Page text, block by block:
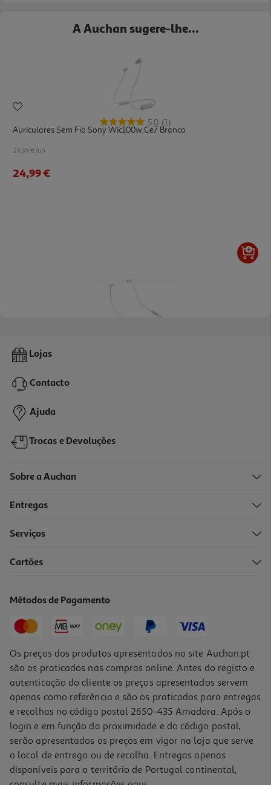
A Auchan sugere-lhe...
5.0 (1)
Auriculares Sem Fio Sony Wic100w.ce7 Branco
24.99 €/un
24,99 €
Auriculares Sem Fio Jbl T 125 Bt Branco
39,99 €
Lojas
Contacto
Ajuda
Trocas e Devoluções
Sobre a Auchan
Entregas
Serviços
Cartões
Métodos de Pagamento
Os preços dos produtos apresentados no site Auchan.pt
são os praticados nas compras online. Antes do registo e
autenticação do cliente os preços apresentados servem
apenas como referência e são os praticados para entregas
e recolhas no código postal 2650-435 Amadora. Após o
login e em função da proximidade e do código postal,
serão apresentados os preços em vigor na loja que serve
o local de entrega ou de recolha. Entregas apenas
disponíveis para o território de Portugal continental,